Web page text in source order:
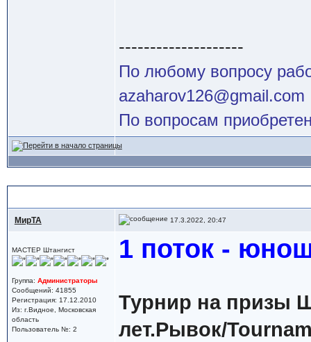
--------------------
По любому вопросу
azaharov126@gmail.com
По вопросам
МирТА 17.3.2022, 20:47
МАСТЕР Штангист
Группа: Администраторы
Сообщений: 41855
Регистрация: 17.12.2010
Из: г.Видное, Московская
область
Пользователь №: 2
1 поток -
Турнир на призы
лет.Рывок/